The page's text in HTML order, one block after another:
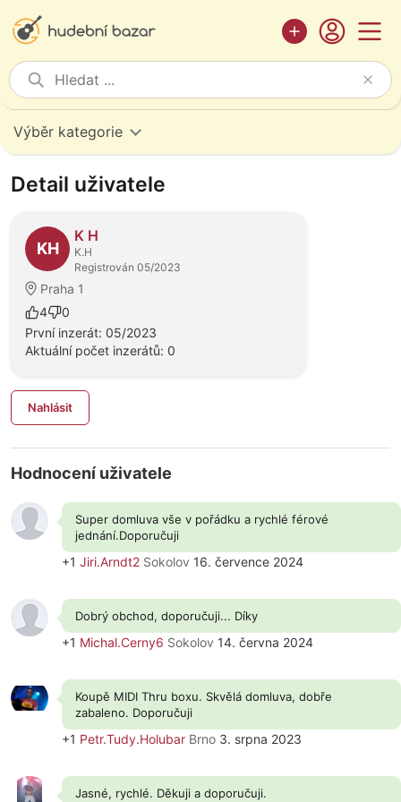
Výběr kategorie
Detail uživatele
KH
K H
K.H
Registrován 05/2023
Praha 1
4
0
První inzerát: 05/2023
Aktuální počet inzerátů: 0
Nahlásit
Hodnocení uživatele
Super domluva vše v pořádku a rychlé férové
jednání.Doporučuji
+1 Jiri.Arndt2 Sokolov 16. července 2024
Dobrý obchod, doporučuji... Díky
+1 Michal.Cerny6 Sokolov 14. června 2024
Koupě MIDI Thru boxu. Skvělá domluva, dobře
zabaleno. Doporučuji
+1 Petr.Tudy.Holubar Brno 3. srpna 2023
Jasné, rychlé. Děkuji a doporučuji.